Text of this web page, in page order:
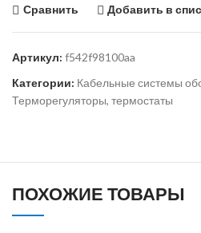
Сравнить Добавить в
Артикул: f542f98100aa
Категории: Кабельные системы
Терморегуляторы, термостаты
ПОХОЖИЕ ТОВАРЫ